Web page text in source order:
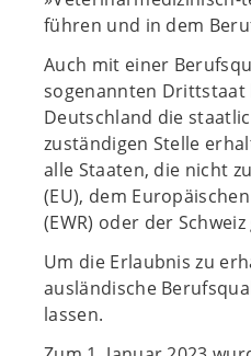
führen und in dem
Auch mit einer
sogenannten Drittstaat
Deutschland die
zuständigen Stelle
alle Staaten, die nicht
(EU), dem
(EWR) oder der
Um die Erlaubnis zu
ausländische
lassen.